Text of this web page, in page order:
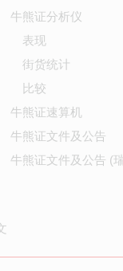
牛熊证分析仪
表现
街货统计
比较
牛熊证速算机
牛熊证文件及公告
牛熊证文件及公告 (